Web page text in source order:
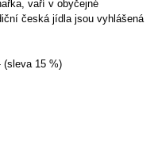
vaří v obyčejné
česká jídla jsou vyhlášená
(sleva 15 %)